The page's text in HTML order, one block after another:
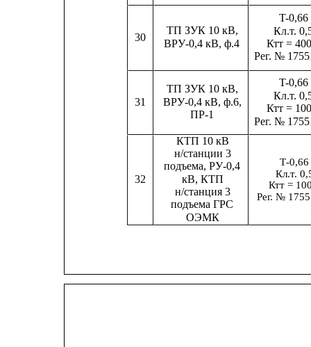
30
ТП ЗУК 10 кВ,
ВРУ-0,4 кВ, ф.4
T-0,66
Кл.т.
Ктт =
Рег. №
31
ТП ЗУК 10 кВ,
ВРУ-0,4 кВ, ф.6,
ПР-1
T-0,66
Кл.т.
Ктт =
Рег. №
32
Т-0,66
Кл.т.
Ктт =
Рег. №
КТП 10 кВ
н/станции 3
подъема, РУ-0,4
кВ, КТП
н/станция 3
подъема ГРС
ОЭМК